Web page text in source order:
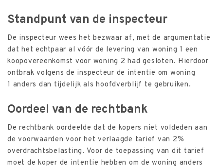
Standpunt van de inspecteur
De inspecteur wees het bezwaar af, met de argumentatie
dat het echtpaar al vóór de levering van woning 1 een
koopovereenkomst voor woning 2 had gesloten. Hierdoor
ontbrak volgens de inspecteur de intentie om woning
1 anders dan tijdelijk als hoofdverblijf te gebruiken.
Oordeel van de rechtbank
De rechtbank oordeelde dat de kopers niet voldeden aan
de voorwaarden voor het verlaagde tarief van 2%
overdrachtsbelasting. Voor de toepassing van dit tarief
moet de koper de intentie hebben om de woning anders